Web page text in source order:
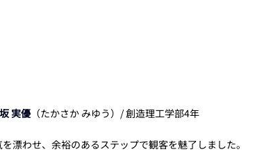
実優（たかさか みゆう）/ 創造理工学部4年
漂わせ、余裕のあるステップで観客を魅了しました。